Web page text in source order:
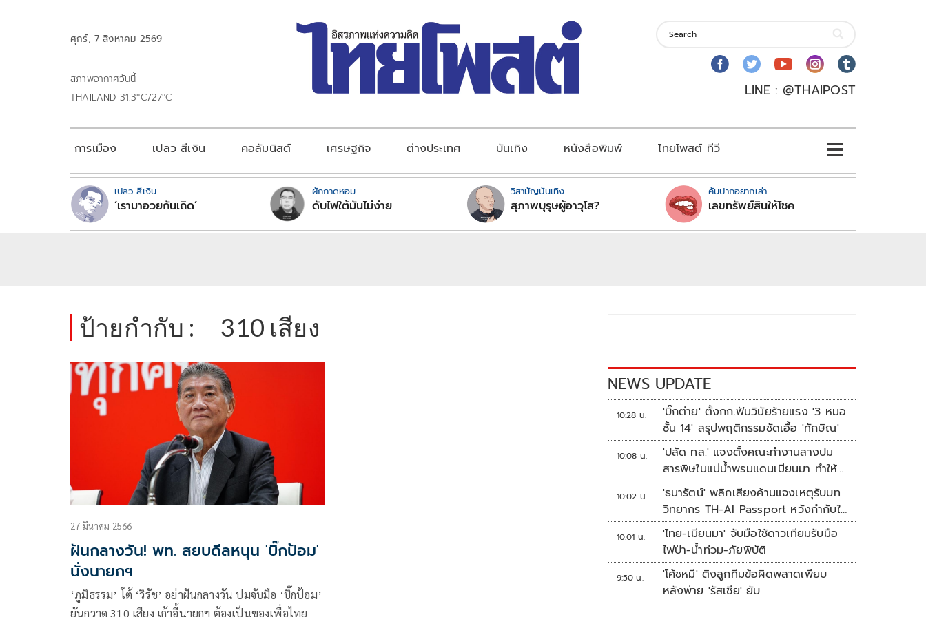
ศุกร์, 7 สิงหาคม 2569
สภาพอากาศวันนี้
THAILAND 31.3°C/27°C
LINE : @THAIPOST
การเมือง เปลว สีเงิน คอลัมนิสต์ เศรษฐกิจ ต่างประเทศ บันเทิง หนังสือพิมพ์ ไทยโพสต์ ทีวี
เปลว สีเงิน
‘เรามาอวยกันเถิด’
ผักกาดหอม
ดับไฟใต้มันไม่ง่าย
วิสามัญบันเทิง
สุภาพบุรุษผู้อาวุโส?
คันปากอยากเล่า
เลขทรัพย์สินให้โชค
ป้ายกำกับ : 310 เสียง
27 มีนาคม 2566
ฝันกลางวัน! พท. สยบดีลหนุน 'บิ๊กป้อม'
นั่งนายกฯ
‘ภูมิธรรม’ โต้ ‘วิรัช’ อย่าฝันกลางวัน ปมจับมือ ‘บิ๊กป้อม’
ยันกวาด 310 เสียง เก้าอี้นายกฯ ต้องเป็นของเพื่อไทย
NEWS UPDATE
10:28 น.
'บิ๊กต่าย' ตั้งกก.ฟันวินัยร้ายแรง '3 หมอ
ชั้น 14' สรุปพฤติกรรมชัดเอื้อ 'ทักษิณ'
10:08 น.
'ปลัด ทส.' แจงตั้งคณะทำงานสางปม
สารพิษในแม่น้ำพรมแดนเมียนมา ทำให้
แก้ปัญหารวดเร็ว
10:02 น.
'ธนารัตน์' พลิกเสียงค้านแจงเหตุรับบท
วิทยากร TH-AI Passport หวังกำกับใช้
งบเหมาะสม ชูจุดเด่นคนไทยได้ใช้ AI
ระดับโปร ลดเหลื่อมล้ำทางเทคโนโลยี
เซฟงบไปกว่า900ล้าน เชื่อหากใช้เต็มที่
เอกชนขาดทุนย่อยยับ
10:01 น.
'ไทย-เมียนมา' จับมือใช้ดาวเทียมรับมือ
ไฟป่า-น้ำท่วม-ภัยพิบัติ
9:50 น.
'โค้ชหมี' ติงลูกทีมข้อผิดพลาดเพียบ
หลังพ่าย 'รัสเซีย' ยับ